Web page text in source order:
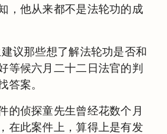
，他从来都不是法轮功的成
议那些想了解法轮功是否和
等候六月二十二日法官的判
答案。
的侦探童先生曾经花数个月
在此案件上，算得上是有发